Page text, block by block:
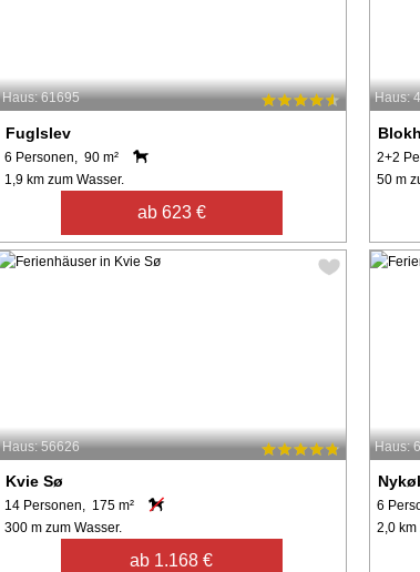
Haus: 61695
Fuglslev
6 Personen, 90 m²
1,9 km zum Wasser.
ab 623 €
Haus:
2+2
50 m
Haus: 56626
Kvie Sø
14 Personen, 175 m²
300 m zum Wasser.
ab 1.168 €
Haus:
6
2,0 km